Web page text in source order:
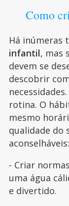
Como
Há inúmeras
infantil, mas
devem se
descobrir
rotina. O
mesmo
qualidade do
aconselháveis:
- Criar
uma água
e divertido.